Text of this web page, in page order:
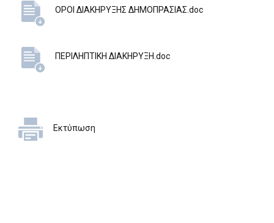
ΟΡΟΙ ΔΙΑΚΗΡΥΞΗΣ ΔΗΜΟΠΡΑΣΙΑΣ.doc
ΠΕΡΙΛΗΠΤΙΚΗ ΔΙΑΚΗΡΥΞΗ.doc
Εκτύπωση